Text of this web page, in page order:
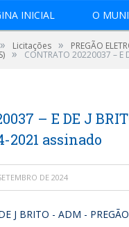
INICIAL O
» Licitações » PREGÃO
» CONTRATO 20220037 – E
– E DE J
2021 assinado
DE 2024
J BRITO - ADM -